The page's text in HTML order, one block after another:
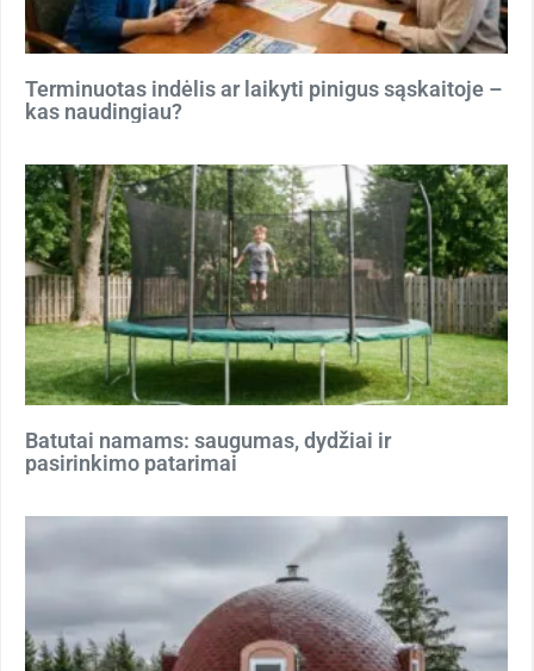
Terminuotas indėlis ar laikyti pinigus sąskaitoje –
kas naudingiau?
Batutai namams: saugumas, dydžiai ir
pasirinkimo patarimai